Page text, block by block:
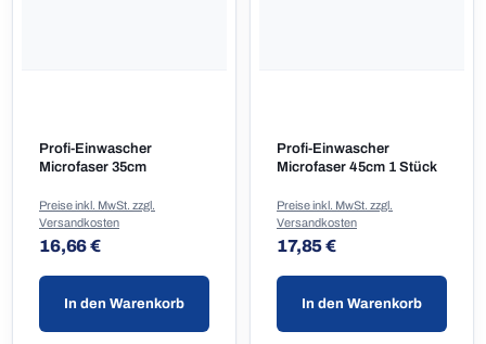
Profi-Einwascher
Microfaser 35cm
Regulärer Preis:
16,66 €
Preise inkl. MwSt. zzgl.
Versandkosten
In den Warenkorb
Profi-Einwascher
Microfaser 45cm 1 Stück
Regulärer Preis:
17,85 €
Preise inkl. MwSt. zzgl.
Versandkosten
In den Warenkorb